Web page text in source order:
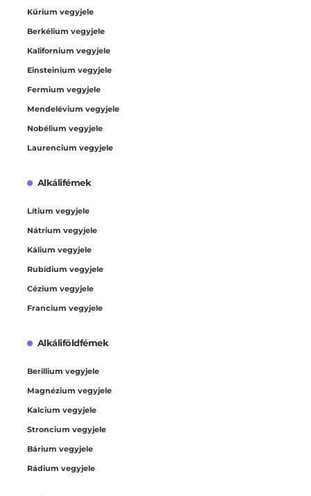
Kűrium vegyjele
Berkélium vegyjele
Kalifornium vegyjele
Einsteinium vegyjele
Fermium vegyjele
Mendelévium vegyjele
Nobélium vegyjele
Laurencium vegyjele
Alkálifémek
Lítium vegyjele
Nátrium vegyjele
Kálium vegyjele
Rubídium vegyjele
Cézium vegyjele
Francium vegyjele
Alkáliföldfémek
Berillium vegyjele
Magnézium vegyjele
Kalcium vegyjele
Stroncium vegyjele
Bárium vegyjele
Rádium vegyjele